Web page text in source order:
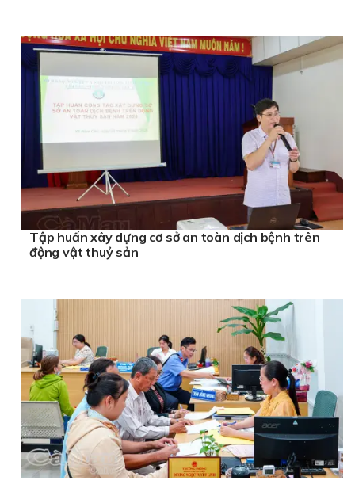
Tập huấn xây dựng cơ sở an toàn dịch bệnh trên
động vật thuỷ sản